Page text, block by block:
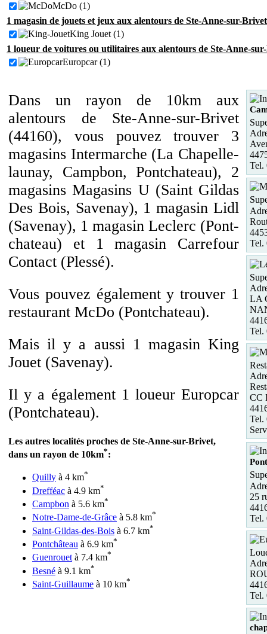
McDo (1)
1 magasin de jouets et jeux aux alentours de Ste-Anne-sur-
King Jouet (1)
1 loueur de voitures ou utilitaires aux alentours de Ste-Anne-
Europcar (1)
Dans un rayon de 10km aux
alentours de Ste-Anne-sur-Brivet
(44160), vous pouvez trouver 3
magasins Intermarche (La Chapelle-
launay, Campbon, Pontchateau), 2
magasins Magasins U (Saint Gildas
Des Bois, Savenay), 1 magasin Lidl
(Savenay), 1 magasin Leclerc (Pont-
chateau) et 1 magasin Carrefour
Contact (Plessé).
Vous pouvez également y trouver 1
restaurant McDo (Pontchateau).
Mais il y a aussi 1 magasin King
Jouet (Savenay).
Il y a également 1 loueur Europcar
(Pontchateau).
Les autres localités proches de Ste-Anne-sur-Brivet,
dans un rayon de 10km*:
Quilly à 4 km*
Drefféac à 4.9 km*
Campbon à 5.6 km*
Notre-Dame-de-Grâce à 5.8 km*
Saint-Gildas-des-Bois à 6.7 km*
Pontchâteau à 6.9 km*
Guenrouetà 7.4 km*
Besné à 9.1 km*
Saint-Guillaume à 10 km*
Tel.
Tel.
LA
Tel.
CC
Tel.
25
Tel.
Tel.